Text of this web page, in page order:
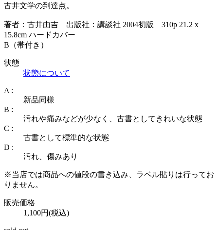
古井文学の到達点。
著者：古井由吉 出版社：講談社 2004初版 310p 21.2 x
15.8cm ハードカバー
B（帯付き）
状態
状態について
A :
新品同様
B :
汚れや痛みなどが少なく、古書としてきれいな状態
C :
古書として標準的な状態
D :
汚れ、傷みあり
※当店では商品への値段の書き込み、ラベル貼りは行ってお
りません。
販売価格
1,100円(税込)